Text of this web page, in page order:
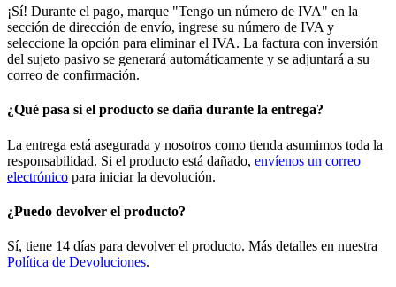
¡Sí! Durante el pago, marque "Tengo un número de IVA" en la
sección de dirección de envío, ingrese su número de IVA y
seleccione la opción para eliminar el IVA. La factura con inversión
del sujeto pasivo se generará automáticamente y se adjuntará a su
correo de confirmación.
¿Qué pasa si el producto se daña durante la entrega?
La entrega está asegurada y nosotros como tienda asumimos toda la
responsabilidad. Si el producto está dañado, envíenos un correo
electrónico para iniciar la devolución.
¿Puedo devolver el producto?
Sí, tiene 14 días para devolver el producto. Más detalles en nuestra
Política de Devoluciones.